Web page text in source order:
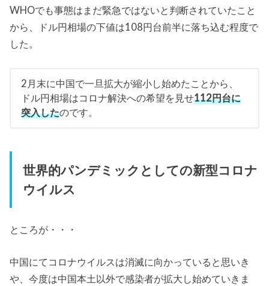
WHOでも事態はまだ緊急ではないと判断されていたこと
から、ドル円相場の下値は108円台前半に落ち込む程度で
した。
2月末に中国で一旦拡大が縮小し始めたことから、
ドル円相場はコロナ解決への希望を見せ112円台に
突入したのです。
世界的パンデミックとしての新型コロナ
ウイルス
ところが・・・
中国にてコロナウイルスは消滅に向かっていると思いき
や、今度は中国本土以外で感染者が拡大し始めていきま